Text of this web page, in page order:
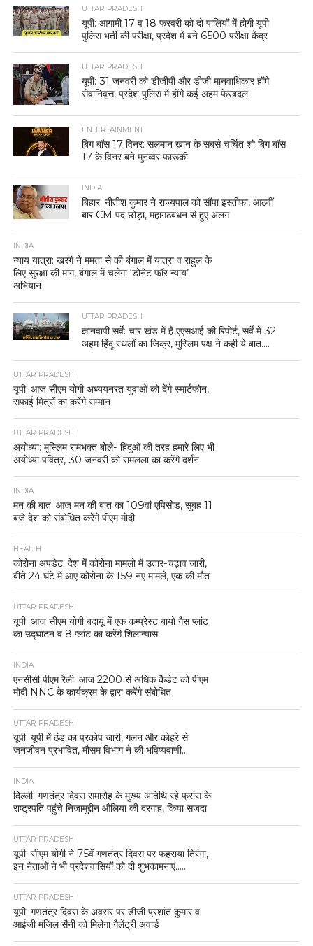
UTTAR PRADESH
यूपी: आगामी 17 व 18 फरवरी को दो पालियों में होगी यूपी
पुलिस भर्ती की परीक्षा, प्रदेश में बने 6500 परीक्षा केंद्र
UTTAR PRADESH
यूपी: 31 जनवरी को डीजीपी और डीजी मानवाधिकार होंगे
सेवानिवृत्त, प्रदेश पुलिस में होंगे कई अहम फेरबदल
ENTERTAINMENT
बिग बॉस 17 विनर: सलमान खान के सबसे चर्चित शो बिग बॉस
17 के विनर बने मुनव्वर फारूकी
INDIA
बिहार: नीतीश कुमार ने राज्यपाल को सौंपा इस्तीफा, आठवीं
बार CM पद छोड़ा, महागठबंधन से हुए अलग
INDIA
न्याय यात्रा: खरगे ने ममता से की बंगाल में यात्रा व राहुल के
लिए सुरक्षा की मांग, बंगाल में चलेगा ‘डोनेट फॉर न्याय’
अभियान
UTTAR PRADESH
ज्ञानवापी सर्वे: चार खंड में है एएसआई की रिपोर्ट, सर्वे में 32
अहम हिंदू स्थलों का जिक्र, मुस्लिम पक्ष ने कही ये बात….
UTTAR PRADESH
यूपी: आज सीएम योगी अध्ययनरत युवाओं को देंगे स्मार्टफोन,
सफाई मित्रों का करेंगे सम्मान
UTTAR PRADESH
अयोध्या: मुस्लिम रामभक्त बोले- हिंदुओं की तरह हमारे लिए भी
अयोध्या पवित्र, 30 जनवरी को रामलला का करेंगे दर्शन
INDIA
मन की बात: आज मन की बात का 109वां एपिसोड, सुबह 11
बजे देश को संबोधित करेंगे पीएम मोदी
HEALTH
कोरोना अपडेट: देश में कोरोना मामलो में उतार-चढ़ाव जारी,
बीते 24 घंटे में आए कोरोना के 159 नए मामले, एक की मौत
UTTAR PRADESH
यूपी: आज सीएम योगी बदायूं में एक कम्प्रेस्ट बायो गैस प्लांट
का उद्घाटन व 8 प्लांट का करेंगे शिलान्यास
INDIA
एनसीसी पीएम रैली: आज 2200 से अधिक कैडेट को पीएम
मोदी NNC के कार्यक्रम के द्वारा करेंगे संबोधित
UTTAR PRADESH
यूपी: यूपी में ठंड का प्रकोप जारी, गलन और कोहरे से
जनजीवन प्रभावित, मौसम विभाग ने की भविष्यवाणी….
INDIA
दिल्ली: गणतंत्र दिवस समारोह के मुख्य अतिथि रहे फ्रांस के
राष्ट्रपति पहुंचे निजामुद्दीन औलिया की दरगाह, किया सजदा
UTTAR PRADESH
यूपी: सीएम योगी ने 75वें गणतंत्र दिवस पर फहराया तिरंगा,
इन नेताओं ने भी प्रदेशवासियों को दी शुभकामनाएं…..
UTTAR PRADESH
यूपी: गणतंत्र दिवस के अवसर पर डीजी प्रशांत कुमार व
आईजी मंजिल सैनी को मिलेगा गैलेंट्री अवार्ड